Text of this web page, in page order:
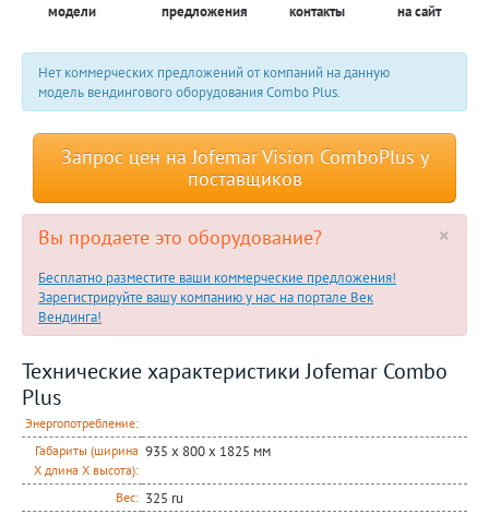
модели
предложения
контакты
на сайт
Нет коммерческих предложений от компаний на данную
модель вендингового оборудования Combo Plus.
Запрос цен на Jofemar Vision ComboPlus у
поставщиков
×
Вы продаете это оборудование?
Бесплатно разместите ваши коммерческие предложения!
Зарегистрируйте вашу компанию у нас на портале Век
Вендинга!
Технические характеристики Jofemar Combo
Plus
Энергопотребление:
Габариты (ширина
Х длина Х высота):
935 х 800 х 1825 мм
Вес: 325 ru